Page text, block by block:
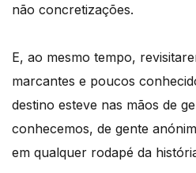
não concretizações.
E, ao mesmo tempo,
marcantes e poucos
destino esteve nas mãos de
conhecemos, de gente
em qualquer rodapé da